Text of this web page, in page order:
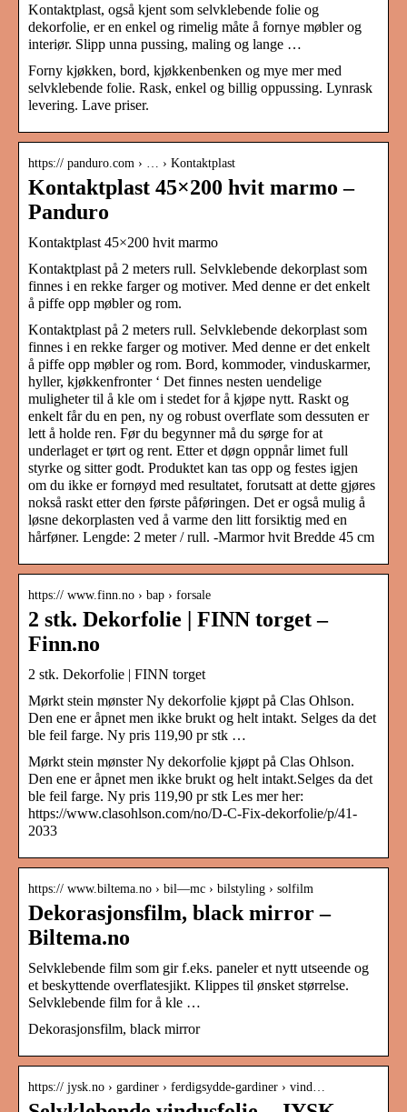
Kontaktplast, også kjent som selvklebende folie og
dekorfolie, er en enkel og rimelig måte å fornye møbler og
interiør. Slipp unna pussing, maling og lange …
Forny kjøkken, bord, kjøkkenbenken og mye mer med
selvklebende folie. Rask, enkel og billig oppussing. Lynrask
levering. Lave priser.
https:// panduro.com › … › Kontaktplast
Kontaktplast 45×200 hvit marmo –
Panduro
Kontaktplast 45×200 hvit marmo
Kontaktplast på 2 meters rull. Selvklebende dekorplast som
finnes i en rekke farger og motiver. Med denne er det enkelt
å piffe opp møbler og rom.
Kontaktplast på 2 meters rull. Selvklebende dekorplast som
finnes i en rekke farger og motiver. Med denne er det enkelt
å piffe opp møbler og rom. Bord, kommoder, vinduskarmer,
hyller, kjøkkenfronter ‘ Det finnes nesten uendelige
muligheter til å kle om i stedet for å kjøpe nytt. Raskt og
enkelt får du en pen, ny og robust overflate som dessuten er
lett å holde ren. Før du begynner må du sørge for at
underlaget er tørt og rent. Etter et døgn oppnår limet full
styrke og sitter godt. Produktet kan tas opp og festes igjen
om du ikke er fornøyd med resultatet, forutsatt at dette gjøres
nokså raskt etter den første påføringen. Det er også mulig å
løsne dekorplasten ved å varme den litt forsiktig med en
hårføner. Lengde: 2 meter / rull. -Marmor hvit Bredde 45 cm
https:// www.finn.no › bap › forsale
2 stk. Dekorfolie | FINN torget –
Finn.no
2 stk. Dekorfolie | FINN torget
Mørkt stein mønster Ny dekorfolie kjøpt på Clas Ohlson.
Den ene er åpnet men ikke brukt og helt intakt. Selges da det
ble feil farge. Ny pris 119,90 pr stk …
Mørkt stein mønster Ny dekorfolie kjøpt på Clas Ohlson.
Den ene er åpnet men ikke brukt og helt intakt.Selges da det
ble feil farge. Ny pris 119,90 pr stk Les mer her:
https://www.clasohlson.com/no/D-C-Fix-dekorfolie/p/41-
2033
https:// www.biltema.no › bil—mc › bilstyling › solfilm
Dekorasjonsfilm, black mirror –
Biltema.no
Selvklebende film som gir f.eks. paneler et nytt utseende og
et beskyttende overflatesjikt. Klippes til ønsket størrelse.
Selvklebende film for å kle …
Dekorasjonsfilm, black mirror
https:// jysk.no › gardiner › ferdigsydde-gardiner › vind…